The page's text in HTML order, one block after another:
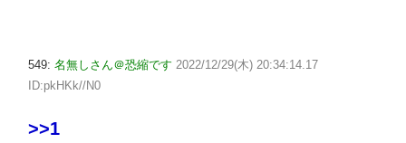
549: 名無しさん＠恐縮です 2022/12/29(木) 20:34:14.17
ID:pkHKk//N0
>>1